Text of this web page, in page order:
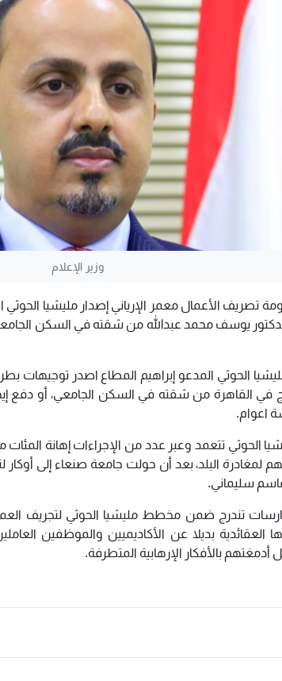
وزير الإعلام
تصريف الأعمال معمر الإرياني إصدار مليشيا الحوثي
يوسف محمد عبدالله من شقته في السكن
الحوثي المدعو إبراهيم المطاع اصدر توجيهات
في القاهرة من شقته في السكن الجامعي، أو دفع
اعوام.
الحوثي تتعمد وعبر عدد من الإجراءات إهانة
لمغادرة البلد، بعد أن حولت جامعة صنعاء إلى أوكار
سليماني.
تندرج ضمن مخطط مليشيا الحوثي لتجريف العملية
العقائدية بديلا عن الأكاديميين والموظفين
بالأفكار الإرهابية المتطرفة.